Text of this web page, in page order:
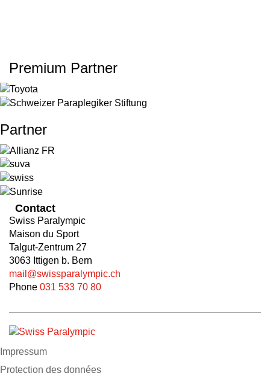
Premium Partner
Partner
Contact
Swiss Paralympic
Maison du Sport
Talgut-Zentrum 27
3063 Ittigen b. Bern
mail@swissparalympic.ch
Phone 031 533 70 80
Impressum
Protection des données